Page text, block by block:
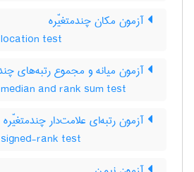
آزمون مکان چندمتغیّره
test
آزمون میانه و مجموع رتبه‌های
and rank sum test
آزمون رتبه‌ای علامت‌دار چندمتغیّره
rank test